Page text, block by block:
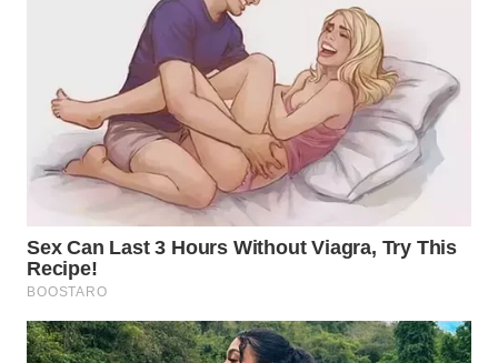
UMKM
WAHANA
SELEB
WAHANA
PERSONA
WAHANA
OTOMOTIF